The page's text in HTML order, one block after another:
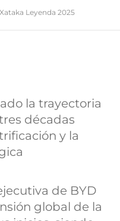
Leyenda 2025
la trayectoria
décadas
y la
de BYD
global de la